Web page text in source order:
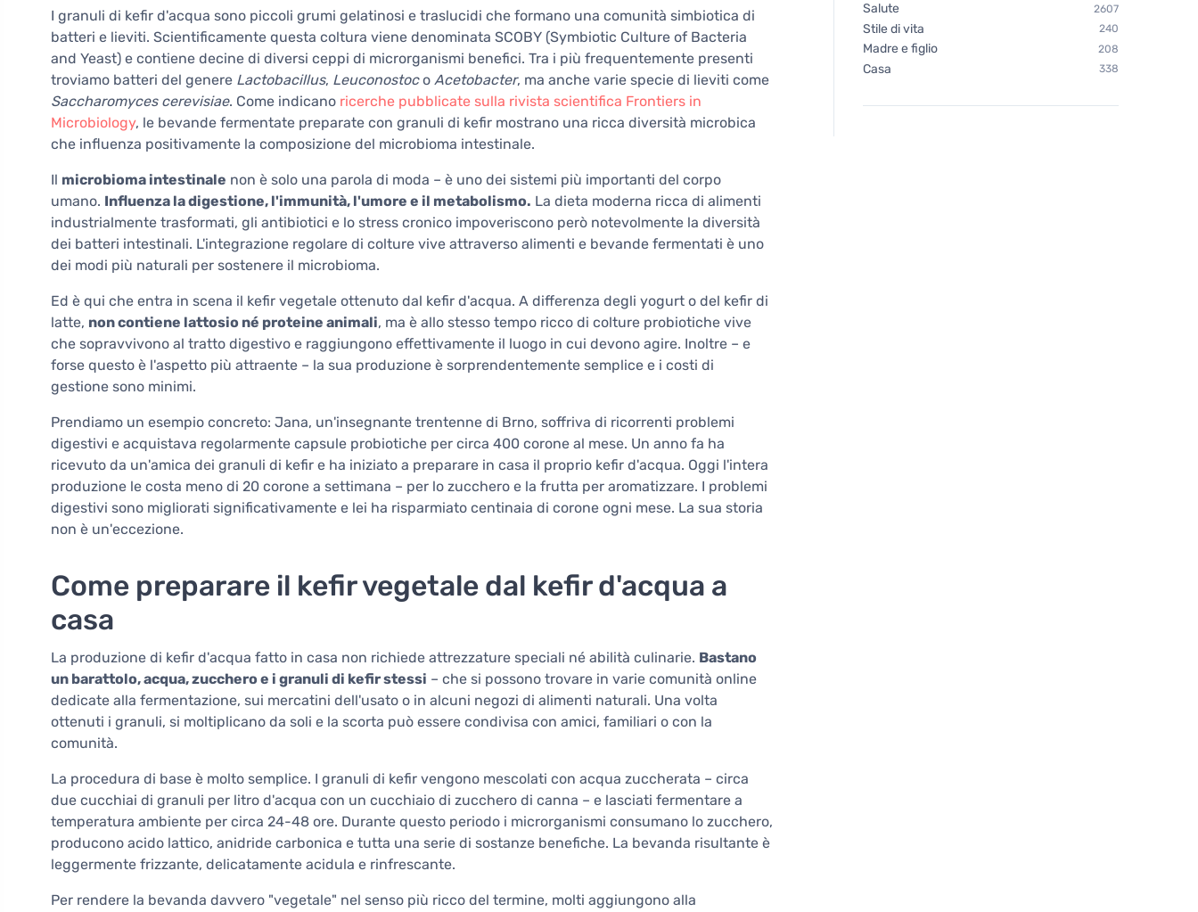
I granuli di kefir d'acqua sono piccoli grumi gelatinosi e traslucidi che formano una comunità simbiotica di
batteri e lieviti. Scientificamente questa coltura viene denominata SCOBY (Symbiotic Culture of Bacteria
and Yeast) e contiene decine di diversi ceppi di microrganismi benefici. Tra i più frequentemente presenti
troviamo batteri del genere Lactobacillus, Leuconostoco Acetobacter, ma anche varie specie di lieviti come
Saccharomyces cerevisiae. Come indicano ricerche pubblicate sulla rivista scientifica Frontiers in
Microbiology, le bevande fermentate preparate con granuli di kefir mostrano una ricca diversità microbica
che influenza positivamente la composizione del microbioma intestinale.
Il microbioma intestinale non è solo una parola di moda – è uno dei sistemi più importanti del corpo
umano. Influenza la digestione, l'immunità, l'umore e il metabolismo. La dieta moderna ricca di alimenti
industrialmente trasformati, gli antibiotici e lo stress cronico impoveriscono però notevolmente la diversità
dei batteri intestinali. L'integrazione regolare di colture vive attraverso alimenti e bevande fermentati è uno
dei modi più naturali per sostenere il microbioma.
Ed è qui che entra in scena il kefir vegetale ottenuto dal kefir d'acqua. A differenza degli yogurt o del kefir di
latte, non contiene lattosio né proteine animali, ma è allo stesso tempo ricco di colture probiotiche vive
che sopravvivono al tratto digestivo e raggiungono effettivamente il luogo in cui devono agire. Inoltre – e
forse questo è l'aspetto più attraente – la sua produzione è sorprendentemente semplice e i costi di
gestione sono minimi.
Prendiamo un esempio concreto: Jana, un'insegnante trentenne di Brno, soffriva di ricorrenti problemi
digestivi e acquistava regolarmente capsule probiotiche per circa 400 corone al mese. Un anno fa ha
ricevuto da un'amica dei granuli di kefir e ha iniziato a preparare in casa il proprio kefir d'acqua. Oggi l'intera
produzione le costa meno di 20 corone a settimana – per lo zucchero e la frutta per aromatizzare. I problemi
digestivi sono migliorati significativamente e lei ha risparmiato centinaia di corone ogni mese. La sua storia
non è un'eccezione.
Come preparare il kefir vegetale dal kefir d'acqua a
casa
La produzione di kefir d'acqua fatto in casa non richiede attrezzature speciali né abilità culinarie. Bastano
un barattolo, acqua, zucchero e i granuli di kefir stessi – che si possono trovare in varie comunità online
dedicate alla fermentazione, sui mercatini dell'usato o in alcuni negozi di alimenti naturali. Una volta
ottenuti i granuli, si moltiplicano da soli e la scorta può essere condivisa con amici, familiari o con la
comunità.
La procedura di base è molto semplice. I granuli di kefir vengono mescolati con acqua zuccherata – circa
due cucchiai di granuli per litro d'acqua con un cucchiaio di zucchero di canna – e lasciati fermentare a
temperatura ambiente per circa 24-48 ore. Durante questo periodo i microrganismi consumano lo zucchero,
producono acido lattico, anidride carbonica e tutta una serie di sostanze benefiche. La bevanda risultante è
leggermente frizzante, delicatamente acidula e rinfrescante.
Per rendere la bevanda davvero "vegetale" nel senso più ricco del termine, molti aggiungono alla
Salute 2607
Stile di vita 240
Madre e figlio 208
Casa 338